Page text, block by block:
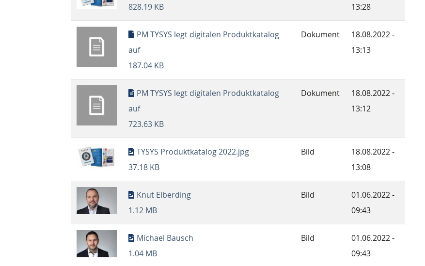
828.19 KB
13:28
PM TYSYS legt digitalen Produktkatalog
auf
187.04 KB
Dokument
18.08.2022 -
13:13
PM TYSYS legt digitalen Produktkatalog
auf
723.63 KB
Dokument
18.08.2022 -
13:12
TYSYS Produktkatalog 2022.jpg
37.18 KB
Bild
18.08.2022 -
13:08
Knut Elberding
1.12 MB
Bild
01.06.2022 -
09:43
Michael Bausch
1.04 MB
Bild
01.06.2022 -
09:43